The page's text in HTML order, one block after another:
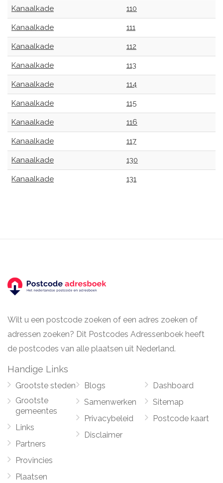
Kanaalkade 110
Kanaalkade 111
Kanaalkade 112
Kanaalkade 113
Kanaalkade 114
Kanaalkade 115
Kanaalkade 116
Kanaalkade 117
Kanaalkade 130
Kanaalkade 131
Wilt u een postcode zoeken of een adres zoeken of
adressen zoeken? Dit Postcodes Adressenboek heeft
de postcodes van alle plaatsen uit Nederland.
Handige Links
Grootste steden
Grootste
gemeentes
Links
Partners
Provincies
Plaatsen
Blogs
Samenwerken
Privacybeleid
Disclaimer
Dashboard
Sitemap
Postcode kaart